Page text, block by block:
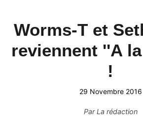
Worms-T et
reviennent ''A
!
29 Novembre 2016
ParLa rédaction